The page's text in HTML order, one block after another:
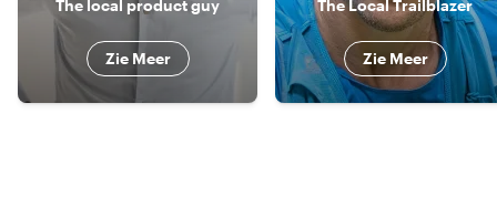
The local product guy
Zie Meer
The Local Trailblazer
Zie Meer